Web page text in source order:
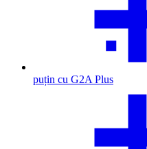
puțin cu G2A Plus